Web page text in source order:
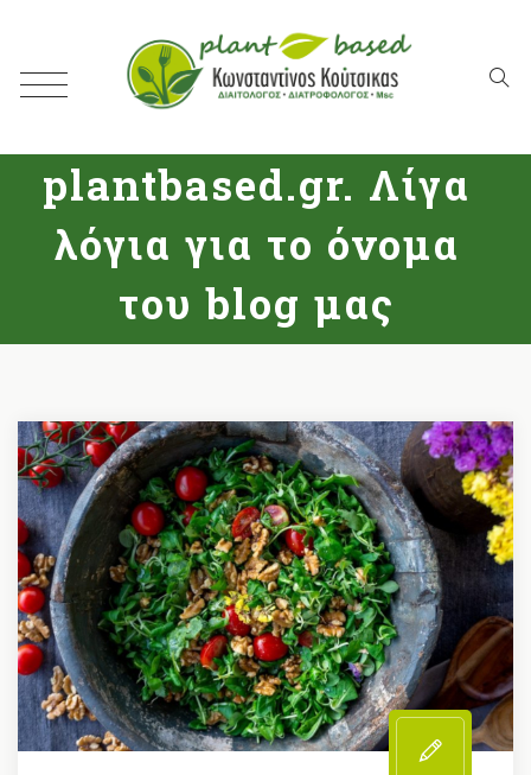
plantbased.gr. Λίγα
λόγια για το όνομα
του blog μας